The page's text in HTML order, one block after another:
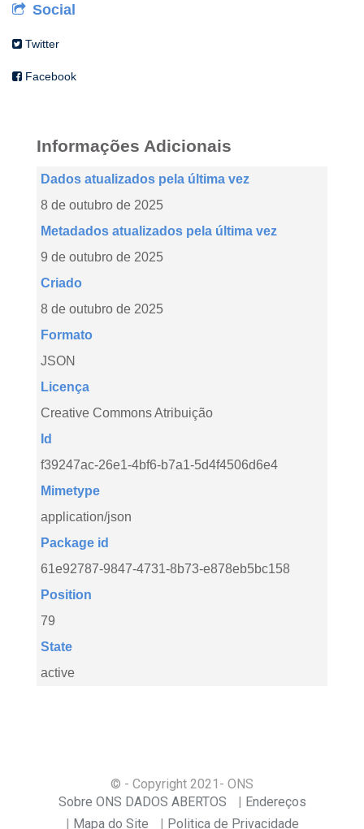
Social
Twitter
Facebook
Informações Adicionais
Dados atualizados pela última vez
8 de outubro de 2025
Metadados atualizados pela última vez
9 de outubro de 2025
Criado
8 de outubro de 2025
Formato
JSON
Licença
Creative Commons Atribuição
Id
f39247ac-26e1-4bf6-b7a1-5d4f4506d6e4
Mimetype
application/json
Package id
61e92787-9847-4731-8b73-e878eb5bc158
Position
79
State
active
© - Copyright 2021 - ONS
Sobre ONS DADOS ABERTOS
Endereços
Mapa do Site
Politica de Privacidade